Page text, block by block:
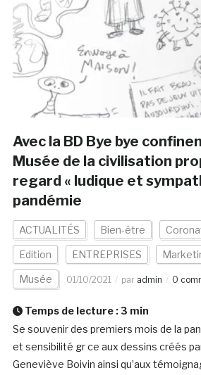
Avec la BD Bye bye
Musée de la civilisation
regard « ludique et
pandémie
ACTUALITÉS Bien-être
Edition ENTREPRISES
Musée 01/10/2021 par admin 0
Temps de lecture : 3 min
Se souvenir des premiers mois de la
et sensibilité gr ce aux dessins créés
Geneviève Boivin ainsi qu’aux